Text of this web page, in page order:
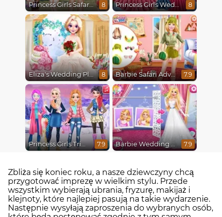
Princess Girls Safari Trip 8 Princess Girls Wedding Trip 8
Eliza's Wedding Planner 8 Barbie Safari Adventure 7.9
Princess Girls Trip To Aspen 7.9 Barbie Wedding Fun 7.9
Zbliża się koniec roku, a nasze dziewczyny chcą
przygotować imprezę w wielkim stylu. Przede
wszystkim wybierają ubrania, fryzurę, makijaż i
klejnoty, które najlepiej pasują na takie wydarzenie.
Następnie wysyłają zaproszenia do wybranych osób,